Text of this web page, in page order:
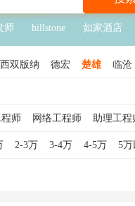
师 hillstone 如家酒店
西双版纳 德宏 楚雄 临沧
师 网络工程师 助理工程
程师 建筑工程师 设备工
2-3万 3-4万 4-5万 5万